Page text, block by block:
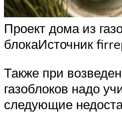
Проект дома из
блокаИсточник
Также при
газоблоков надо
следующие